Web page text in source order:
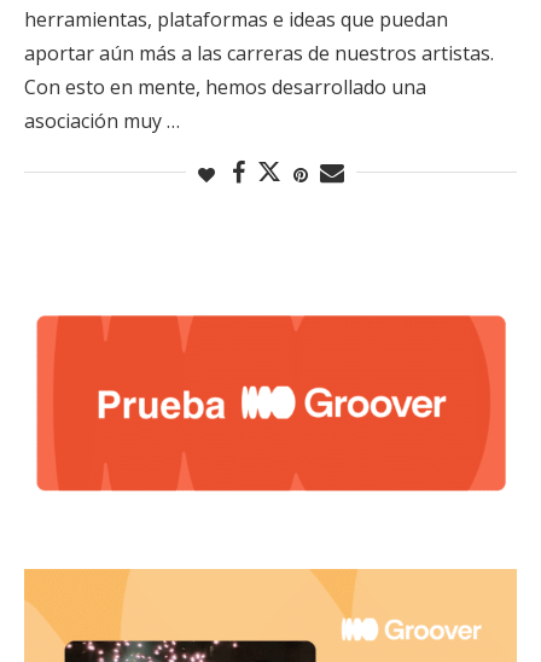
herramientas, plataformas e ideas que puedan
aportar aún más a las carreras de nuestros artistas.
Con esto en mente, hemos desarrollado una
asociación muy …